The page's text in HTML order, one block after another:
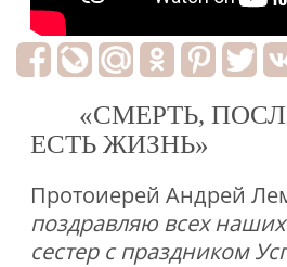
«СМЕРТЬ,
ЕСТЬ ЖИЗНЬ»
Протоиерей Андрей
поздравляю всех
сестер с праздником